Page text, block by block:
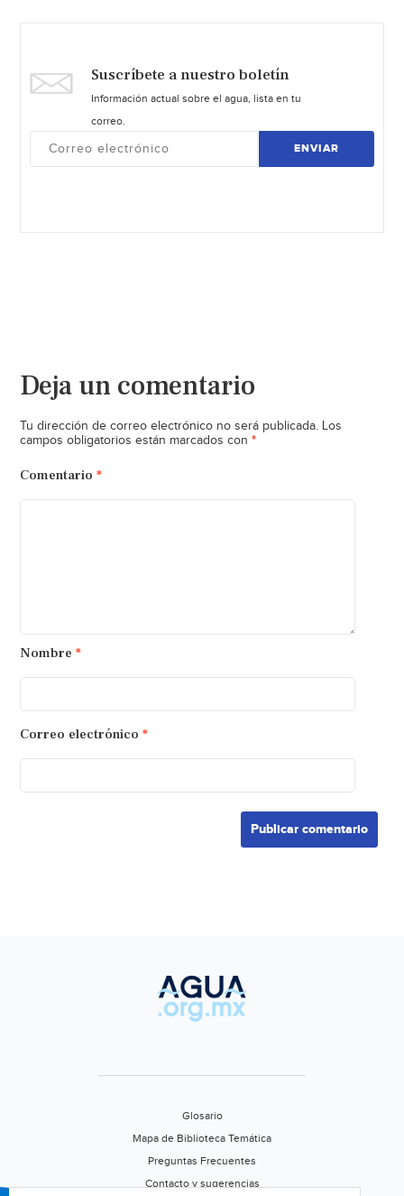
Suscríbete a nuestro boletín
Información actual sobre el agua, lista en tu
correo.
ENVIAR
Deja un comentario
Tu dirección de correo electrónico no será publicada. Los
campos obligatorios están marcados con *
Comentario *
Nombre *
Correo electrónico *
Glosario
Mapa de Biblioteca Temática
Preguntas Frecuentes
Contacto y sugerencias